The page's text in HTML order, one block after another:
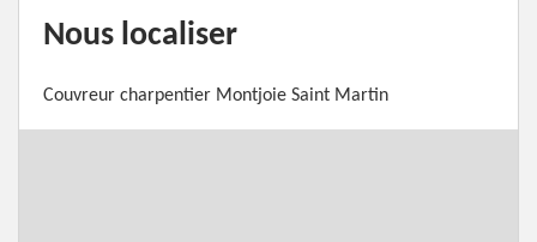
Nous localiser
Couvreur charpentier Montjoie Saint Martin